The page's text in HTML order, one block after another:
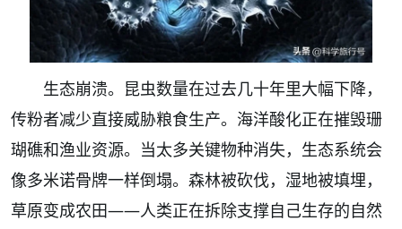
生态崩溃。昆虫数量在过去几十年里大幅下降，
传粉者减少直接威胁粮食生产。海洋酸化正在摧毁珊
瑚礁和渔业资源。当太多关键物种消失，生态系统会
像多米诺骨牌一样倒塌。森林被砍伐，湿地被填埋，
草原变成农田——人类正在拆除支撑自己生存的自然